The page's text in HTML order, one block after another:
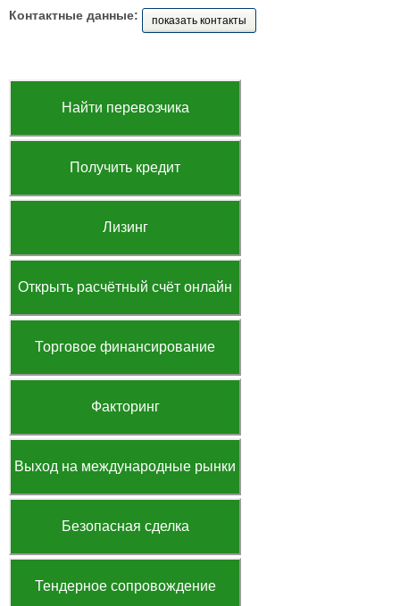
Контактные данные:
показать контакты
Найти перевозчика
Получить кредит
Лизинг
Открыть расчётный счёт онлайн
Торговое финансирование
Факторинг
Выход на международные рынки
Безопасная сделка
Тендерное сопровождение